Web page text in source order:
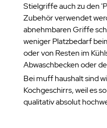
Stielgriffe auch zu den
Zubehör verwendet
abnehmbaren Griffe
weniger Platzbedarf
oder von Resten im
Abwaschbecken oder
Bei muff haushalt sind
Kochgeschirrs, weil es
qualitativ absolut